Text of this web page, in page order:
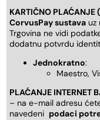
KARTIČNO
CorvusPay sustava uz
Trgovina ne vidi
dodatnu potvrdu
Jednokratno:
Maestro,
PLAĆANJE INTERNET
– na e-mail adresu
navedeni podaci